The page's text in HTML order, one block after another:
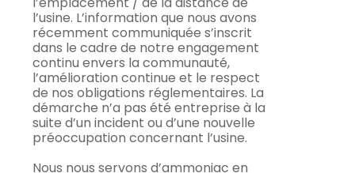
l’usine. L’information que nous avons
récemment communiquée s’inscrit
dans le cadre de notre engagement
continu envers la communauté,
l’amélioration continue et le respect
de nos obligations réglementaires. La
démarche n’a pas été entreprise à la
suite d’un incident ou d’une nouvelle
préoccupation concernant l’usine.
Nous nous servons d’ammoniac en